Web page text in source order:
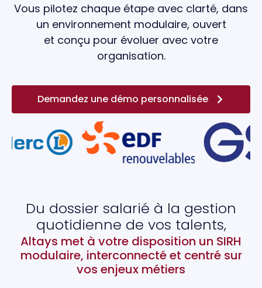
Vous pilotez chaque étape avec clarté, dans
un environnement modulaire, ouvert
et conçu pour évoluer avec votre
organisation.
Demandez une démo personnalisée
Du dossier salarié à la gestion
quotidienne de vos talents,
Altays met à votre disposition un SIRH
modulaire, interconnecté et centré sur
vos enjeux métiers